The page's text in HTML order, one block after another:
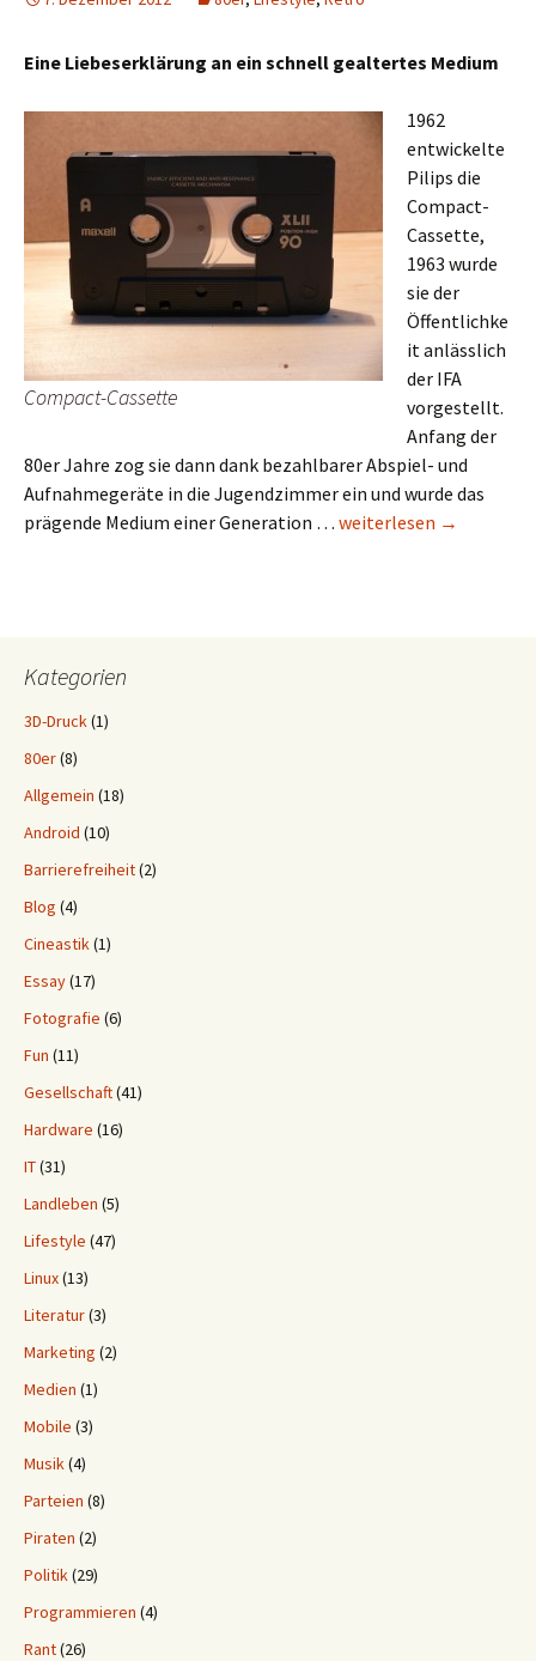
Eine Liebeserklärung an ein schnell gealtertes Medium
Compact-Cassette
1962
entwickelte
Pilips die
Compact-
Cassette,
1963 wurde
sie der
Öffentlichke
it anlässlich
der IFA
vorgestellt.
Anfang der
80er Jahre zog sie dann dank bezahlbarer Abspiel- und
Aufnahmegeräte in die Jugendzimmer ein und wurde das
prägende Medium einer Generation … 50 Jahre Compact-
weiterlesen →
Kategorien
3D-Druck(1)
80er(8)
Allgemein (18)
Android (10)
Barrierefreiheit(2)
Blog (4)
Cineastik(1)
Essay(17)
Fotografie (6)
Fun (11)
Gesellschaft(41)
Hardware (16)
IT(31)
Landleben (5)
Lifestyle (47)
Linux(13)
Literatur(3)
Marketing (2)
Medien (1)
Mobile (3)
Musik(4)
Parteien (8)
Piraten (2)
Politik(29)
Programmieren (4)
Rant(26)